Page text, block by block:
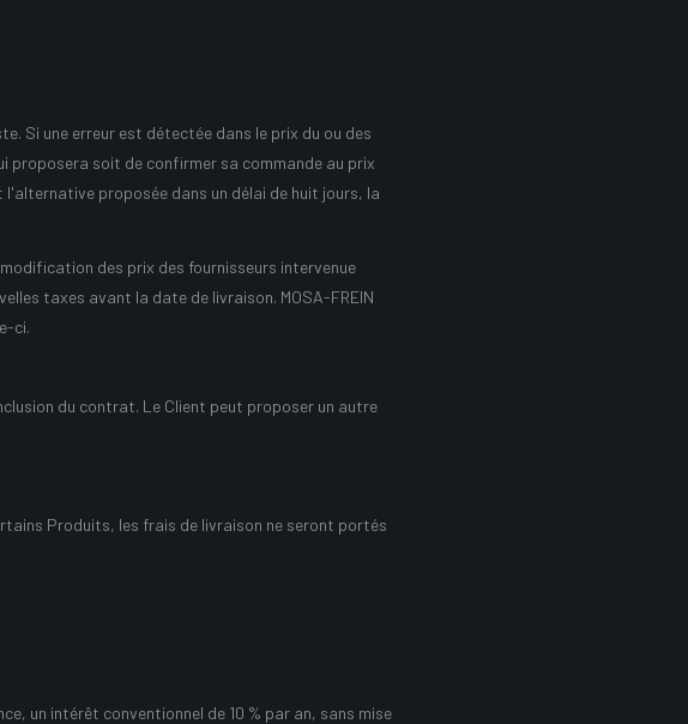
Si une erreur est détectée dans le prix du ou des
proposera soit de confirmer sa commande au prix
proposée dans un délai de huit jours, la
des prix des fournisseurs intervenue
taxes avant la date de livraison. MOSA-FREIN
ci.
du contrat. Le Client peut proposer un autre
Produits, les frais de livraison ne seront portés
un intérêt conventionnel de 10 % par an, sans mise